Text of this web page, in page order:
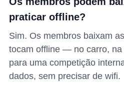
praticar offline?
Sim. Os membros baixam
tocam offline — no carro, na
para uma competição
dados, sem precisar de wifi.